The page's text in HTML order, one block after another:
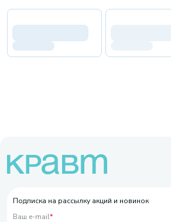
Подписка на рассылку акций и новинок
Ваш e-mail*